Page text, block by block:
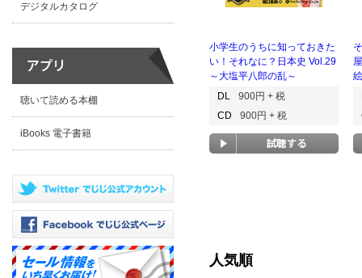
デジタルカタログ
聴いて読める本棚
iBooks 電子書籍
小学生のうちに知っておきた
い！それなに？日本史 Vol.29
～大塩平八郎の乱～
DL
900円 + 税
CD
900円 + 税
人気順